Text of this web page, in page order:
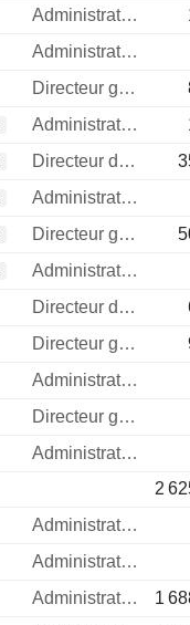
Administrateur
Administrateur
Directeur general
Administrateur
Directeur des operations
Administrateur
Directeur general
Administrateur
Directeur des operations
Directeur general
Administrateur
Directeur general
Administrateur
2
Administrateur
Administrateur
Administrateur
1